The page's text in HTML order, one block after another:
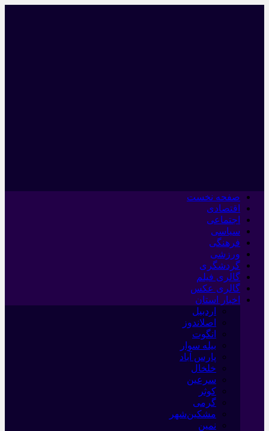
صفحه نخست
اقتصادی
اجتماعی
سیاسی
فرهنگی
ورزشی
گردشگری
گالری فیلم
گالری عکس
اخبار استان
اردبیل
اصلاندوز
انگوت
بیله سوار
پارس آباد
خلخال
سرعین
کوثر
گرمی
مشکین‌شهر
نمین